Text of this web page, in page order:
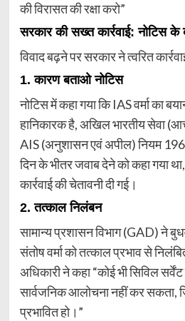
की विरासत की रक्षा करो”
सरकार की सख्त कार्रवाई: नोटिस के
विवाद बढ़ने पर सरकार ने त्वरित
1. कारण बताओ नोटिस
नोटिस में कहा गया कि IAS वर्मा का
हानिकारक है, अखिल भारतीय सेवा
AIS (अनुशासन एवं अपील) नियम
दिन के भीतर जवाब देने को कहा गया
कार्रवाई की चेतावनी दी गई।
2. तत्काल निलंबन
सामान्य प्रशासन विभाग (GAD) ने
संतोष वर्मा को तत्काल प्रभाव से
अधिकारी ने कहा “कोई भी सिविल
सार्वजनिक आलोचना नहीं कर सकता,
प्रभावित हो।”